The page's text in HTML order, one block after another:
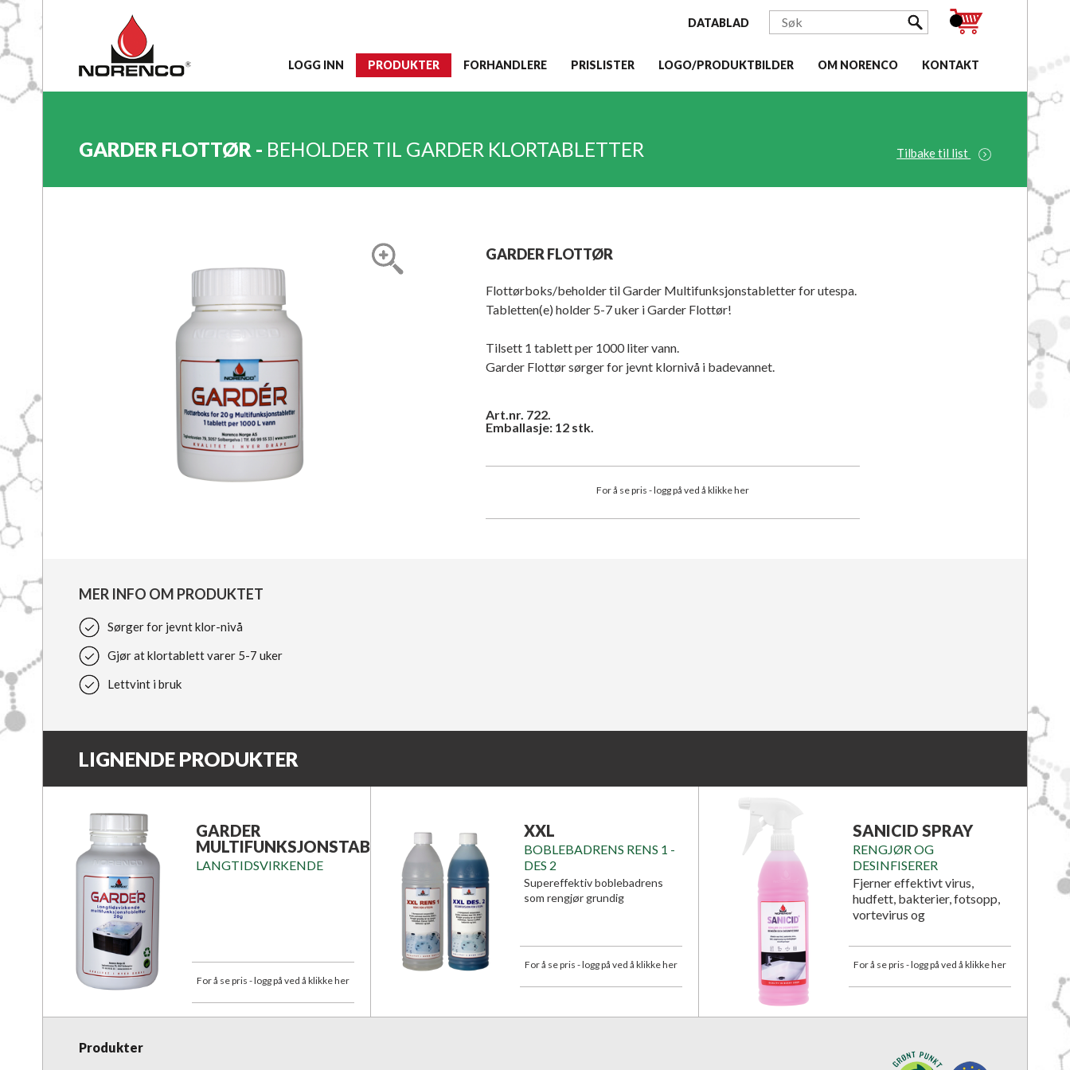
DATABLAD
LOGG INN PRODUKTER FORHANDLERE PRISLISTER LOGO/PRODUKTBILDER OM NORENCO KONTAKT
GARDER FLOTTØR - BEHOLDER TIL GARDER KLORTABLETTER Tilbake til list
GARDER FLOTTØR
Flottørboks/beholder til Garder Multifunksjonstabletter for utespa.
Tabletten(e) holder 5-7 uker i Garder Flottør!
Tilsett 1 tablett per 1000 liter vann.
Garder Flottør sørger for jevnt klornivå i badevannet.
Art.nr. 722.
Emballasje: 12 stk.
For å se pris - logg på ved å klikke her
MER INFO OM PRODUKTET
Sørger for jevnt klor-nivå
Gjør at klortablett varer 5-7 uker
Lettvint i bruk
LIGNENDE PRODUKTER
GARDER
MULTIFUNKSJONSTABLETTER
LANGTIDSVIRKENDE
For å se pris - logg på ved å klikke her
XXL
BOBLEBADRENS RENS 1 -
DES 2
Supereffektiv boblebadrens
som rengjør grundig
For å se pris - logg på ved å klikke her
SANICID SPRAY
RENGJØR OG
DESINFISERER
Fjerner effektivt virus,
hudfett, bakterier, fotsopp,
vortevirus og
For å se pris - logg på ved å klikke her
Produkter